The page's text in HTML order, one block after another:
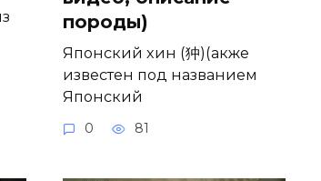
породы)
Японский хин (狆)(акже
известен под названием
Японский
0 81